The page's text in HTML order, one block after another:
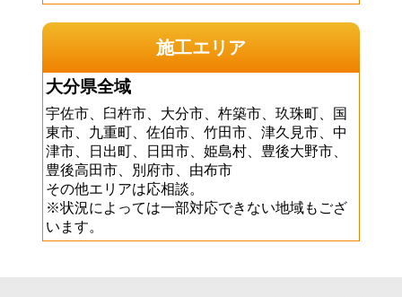
施工エリア
大分県全域
宇佐市、臼杵市、大分市、杵築市、玖珠町、国
東市、九重町、佐伯市、竹田市、津久見市、中
津市、日出町、日田市、姫島村、豊後大野市、
豊後高田市、別府市、由布市
その他エリアは応相談。
※状況によっては一部対応できない地域もござ
います。